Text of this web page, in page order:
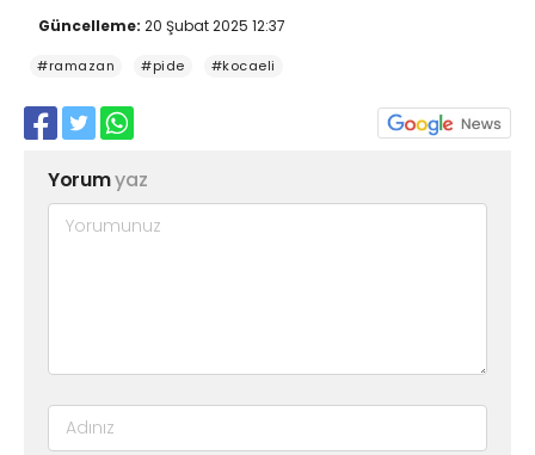
Güncelleme: 20 Şubat 2025 12:37
#ramazan #pide #kocaeli
Yorumyaz